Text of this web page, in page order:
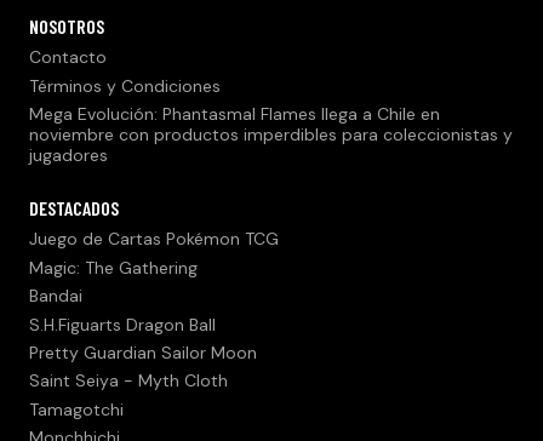
NOSOTROS
Contacto
Términos y Condiciones
Mega Evolución: Phantasmal Flames llega a Chile en
noviembre con productos imperdibles para coleccionistas y
jugadores
DESTACADOS
Juego de Cartas Pokémon TCG
Magic: The Gathering
Bandai
S.H.Figuarts Dragon Ball
Pretty Guardian Sailor Moon
Saint Seiya - Myth Cloth
Tamagotchi